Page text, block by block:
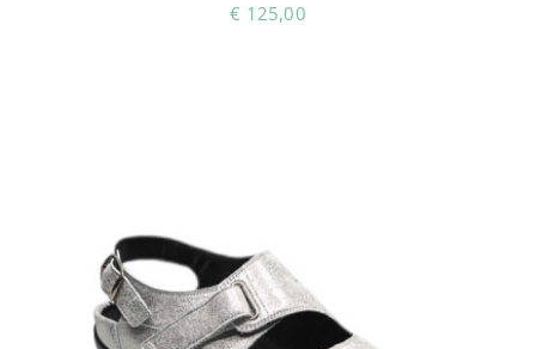
€ 125,00